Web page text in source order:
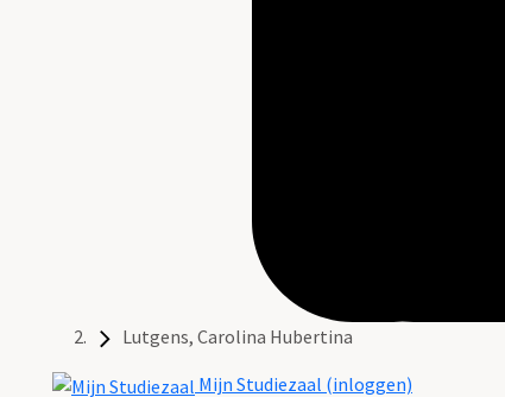
Lutgens, Carolina Hubertina
Mijn Studiezaal (inloggen)